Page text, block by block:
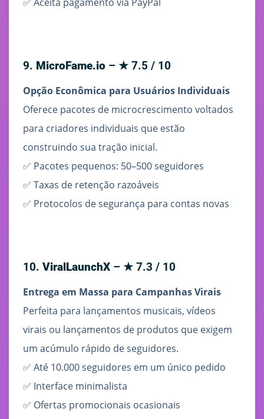
✅ Aceita pagamento via PayPal
9. MicroFame.io – ★ 7.5 / 10
Opção Econômica para Usuários Individuais
Oferece pacotes de microcrescimento voltados
para criadores individuais que estão
construindo sua tração inicial.
✅ Pacotes pequenos: 50–500 seguidores
✅ Taxas de retenção razoáveis
✅ Protocolos de segurança para contas novas
10. ViralLaunchX – ★ 7.3 / 10
Entrega em Massa para Campanhas Virais
Perfeita para lançamentos musicais, vídeos
virais ou lançamentos de produtos que exigem
um acúmulo rápido de seguidores.
✅ Até 10.000 seguidores em um único pedido
✅ Interface minimalista
✅ Ofertas promocionais ocasionais